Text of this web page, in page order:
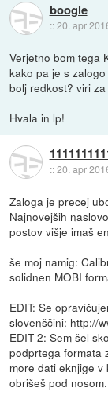
boogle
::20. apr
Verjetno bom tega
kako pa je s
bolj redkost? viri
Hvala in lp!
::20. apr
Zaloga je precej
Najnovejših
postov višje imaš
še moj namig:
solidnen MOBI
EDIT: Se
slovenščini: http://
EDIT 2: Sem šel
podprtega formata
more dati eknjige
obrišeš pod nosom.